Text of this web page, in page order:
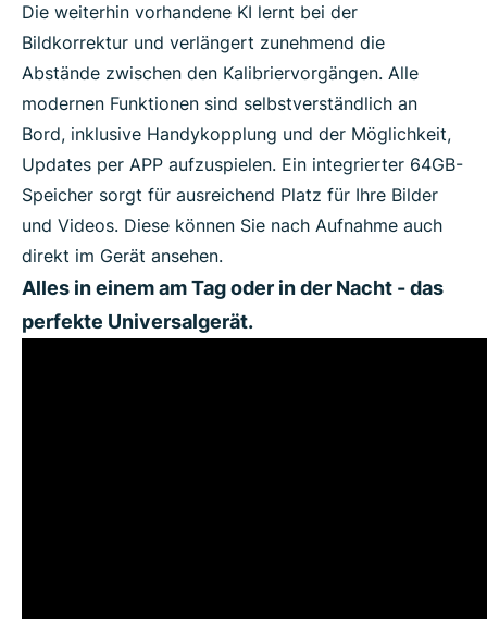
Die weiterhin vorhandene KI lernt bei der
Bildkorrektur und verlängert zunehmend die
Abstände zwischen den Kalibriervorgängen. Alle
modernen Funktionen sind selbstverständlich an
Bord, inklusive Handykopplung und der Möglichkeit,
Updates per APP aufzuspielen. Ein integrierter 64GB-
Speicher sorgt für ausreichend Platz für Ihre Bilder
und Videos. Diese können Sie nach Aufnahme auch
direkt im Gerät ansehen.
Alles in einem am Tag oder in der Nacht - das
perfekte Universalgerät.